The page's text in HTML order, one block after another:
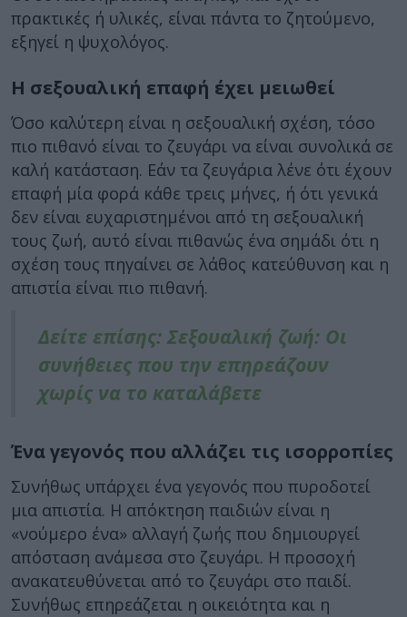
πρακτικές ή υλικές, είναι πάντα το ζητούμενο,
εξηγεί η ψυχολόγος.
Η σεξουαλική επαφή έχει μειωθεί
Όσο καλύτερη είναι η σεξουαλική σχέση, τόσο
πιο πιθανό είναι το ζευγάρι να είναι συνολικά σε
καλή κατάσταση. Εάν τα ζευγάρια λένε ότι έχουν
επαφή μία φορά κάθε τρεις μήνες, ή ότι γενικά
δεν είναι ευχαριστημένοι από τη σεξουαλική
τους ζωή, αυτό είναι πιθανώς ένα σημάδι ότι η
σχέση τους πηγαίνει σε λάθος κατεύθυνση και η
απιστία είναι πιο πιθανή.
Δείτε επίσης: Σεξουαλική ζωή: Οι
συνήθειες που την επηρεάζουν
χωρίς να το καταλάβετε
Ένα γεγονός που αλλάζει τις ισορροπίες
Συνήθως υπάρχει ένα γεγονός που πυροδοτεί
μια απιστία. Η απόκτηση παιδιών είναι η
«νούμερο ένα» αλλαγή ζωής που δημιουργεί
απόσταση ανάμεσα στο ζευγάρι. Η προσοχή
ανακατευθύνεται από το ζευγάρι στο παιδί.
Συνήθως επηρεάζεται η οικειότητα και η